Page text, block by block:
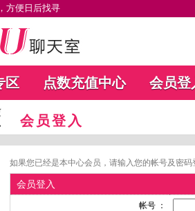
，方便日后找寻
区 点数充值中心 会员登
会员登入
如果您已经是本中心会员，请输入您的帐号及密
会员登入
帐号 ：